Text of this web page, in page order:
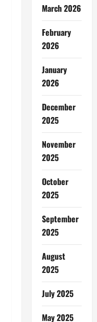
March 2026
February
2026
January
2026
December
2025
November
2025
October
2025
September
2025
August
2025
July 2025
May 2025